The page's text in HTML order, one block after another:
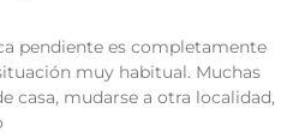
pendiente es completamente
muy habitual. Muchas
casa, mudarse a otra localidad,